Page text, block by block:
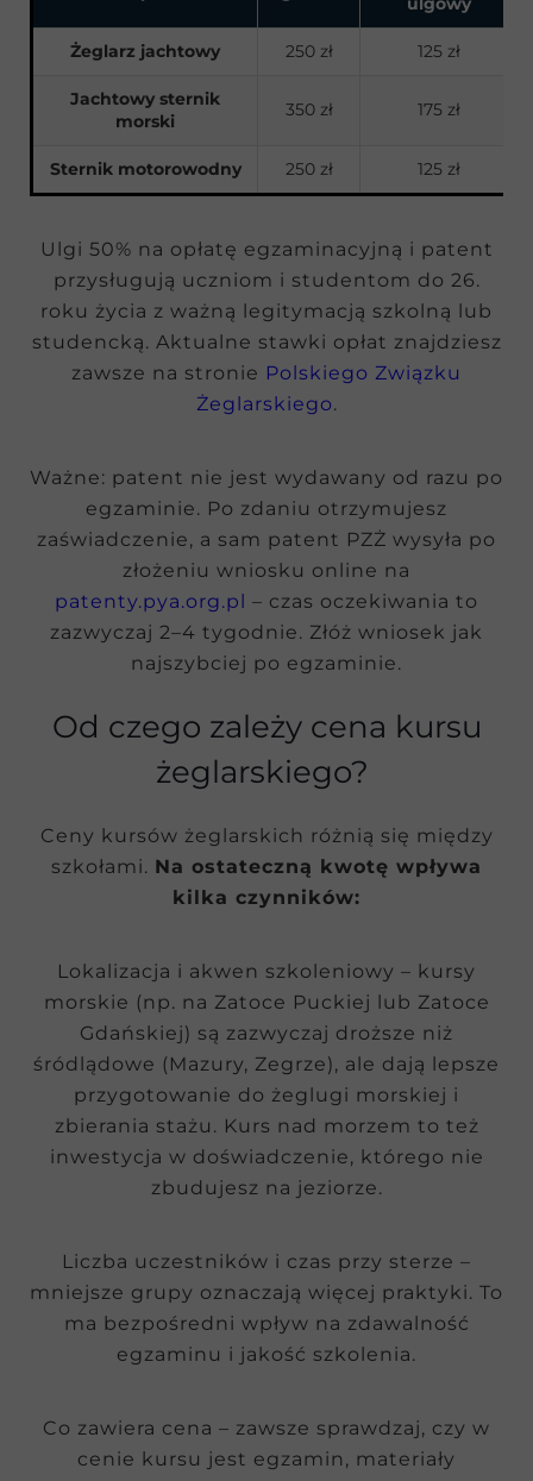
Żeglarz jachtowy 250 zł 125 zł
Jachtowy sternik
morski
350 zł 175 zł
Sternik motorowodny 250 zł 125 zł
Ulgi 50% na opłatę egzaminacyjną i patent
przysługują uczniom i studentom do 26.
roku życia z ważną legitymacją szkolną lub
studencką. Aktualne stawki opłat znajdziesz
zawsze na stronie Polskiego Związku
Żeglarskiego.
Ważne: patent nie jest wydawany od razu po
egzaminie. Po zdaniu otrzymujesz
zaświadczenie, a sam patent PZŻ wysyła po
złożeniu wniosku online na
patenty.pya.org.pl – czas oczekiwania to
zazwyczaj 2–4 tygodnie. Złóż wniosek jak
najszybciej po egzaminie.
Od czego zależy cena kursu
żeglarskiego?
Ceny kursów żeglarskich różnią się między
szkołami. Na ostateczną kwotę wpływa
kilka czynników:
Lokalizacja i akwen szkoleniowy – kursy
morskie (np. na Zatoce Puckiej lub Zatoce
Gdańskiej) są zazwyczaj droższe niż
śródlądowe (Mazury, Zegrze), ale dają lepsze
przygotowanie do żeglugi morskiej i
zbierania stażu. Kurs nad morzem to też
inwestycja w doświadczenie, którego nie
zbudujesz na jeziorze.
Liczba uczestników i czas przy sterze –
mniejsze grupy oznaczają więcej praktyki. To
ma bezpośredni wpływ na zdawalność
egzaminu i jakość szkolenia.
Co zawiera cena – zawsze sprawdzaj, czy w
cenie kursu jest egzamin, materiały